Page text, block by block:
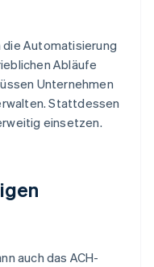
Automatisierung
Abläufe
Unternehmen
Stattdessen
einsetzen.
auch das ACH-